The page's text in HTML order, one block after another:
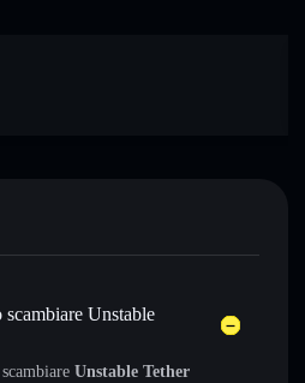
Unstable
Unstable Tether